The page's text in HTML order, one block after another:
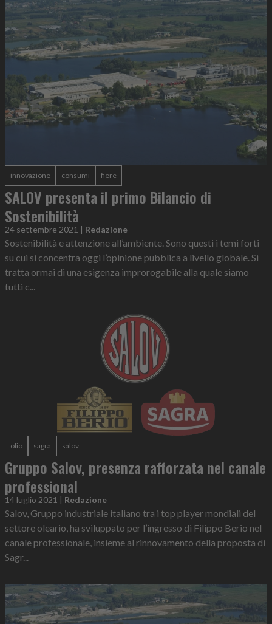
innovazione consumi fiere
SALOV presenta il primo Bilancio di
Sostenibilità
24 settembre 2021 | Redazione
Sostenibilità e attenzione all’ambiente. Sono questi i temi forti
su cui si concentra oggi l’opinione pubblica a livello globale. Si
tratta ormai di una esigenza improrogabile alla quale siamo
tutti c...
olio sagra salov
Gruppo Salov, presenza rafforzata nel canale
professional
14 luglio 2021 | Redazione
Salov, Gruppo industriale italiano tra i top player mondiali del
settore oleario, ha sviluppato per l’ingresso di Filippo Berio nel
canale professionale, insieme al rinnovamento della proposta di
Sagr...